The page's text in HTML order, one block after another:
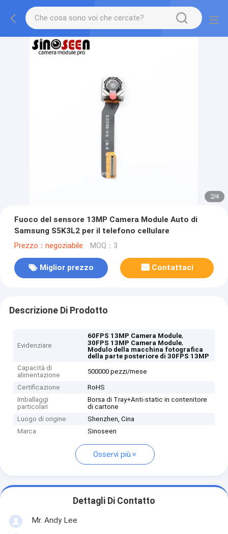
2/4
Fuoco del sensore 13MP Camera Module Auto di
Samsung S5K3L2 per il telefono cellulare
Prezzo：negoziabile MOQ：3
Miglior prezzo Contattaci
Descrizione Di Prodotto
Evidenziare
60FPS 13MP Camera Module,
30FPS 13MP Camera Module,
Modulo della macchina fotografica
della parte posteriore di 30FPS 13MP
Capacità di
alimentazione
500000 pezzi/mese
Certificazione
RoHS
Imballaggi
particolari
Borsa di Tray+Anti-static in contenitore
di cartone
Luogo di origine
Shenzhen, Cina
Marca
Sinoseen
Osservi più
Dettagli Di Contatto
Mr. Andy Lee